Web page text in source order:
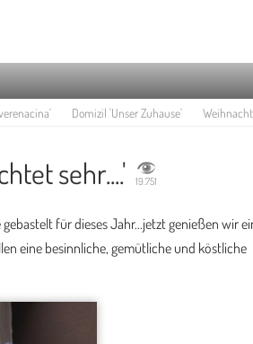
Domizil 'Unser Zuhause'
sehr....' 19.751
für dieses Jahr...jetzt genießen wir
eine besinnliche, gemütliche und köstliche